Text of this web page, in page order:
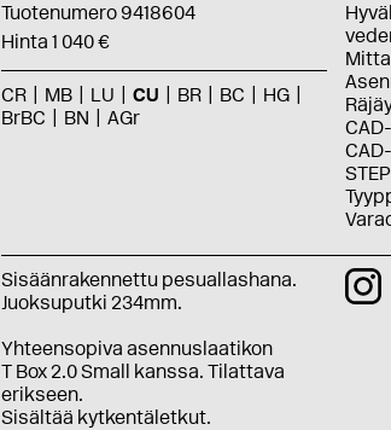
Tuotenumero 9418604
Hinta 1 040 €
CR MB LU CU BR BC
HG
BrBC
BN AGr
Sisäänrakennettu pesuallashana.
Juoksuputki 234mm.
Yhteensopiva asennuslaatikon
T Box 2.0 Small kanssa. Tilattava
erikseen.
Sisältää kytkentäletkut.